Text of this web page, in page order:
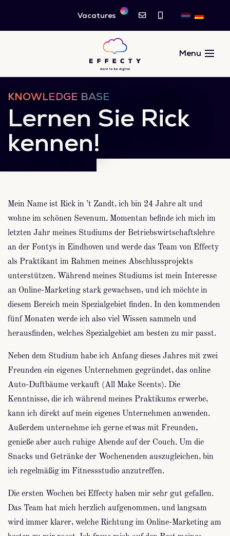
Vacatures
KNOWLEDGE BASE
Lernen Sie Rick
kennen!
Mein Name ist Rick in ’t Zandt, ich bin 24 Jahre alt und
wohne im schönen Sevenum. Momentan befinde ich mich im
letzten Jahr meines Studiums der Betriebswirtschaftslehre
an der Fontys in Eindhoven und werde das Team von Effecty
als Praktikant im Rahmen meines Abschlussprojekts
unterstützen. Während meines Studiums ist mein Interesse
an Online-Marketing stark gewachsen, und ich möchte in
diesem Bereich mein Spezialgebiet finden. In den kommenden
fünf Monaten werde ich also viel Wissen sammeln und
herausfinden, welches Spezialgebiet am besten zu mir passt.
Neben dem Studium habe ich Anfang dieses Jahres mit zwei
Freunden ein eigenes Unternehmen gegründet, das online
Auto-Duftbäume verkauft (All Make Scents). Die
Kenntnisse, die ich während meines Praktikums erwerbe,
kann ich direkt auf mein eigenes Unternehmen anwenden.
Außerdem unternehme ich gerne etwas mit Freunden,
genieße aber auch ruhige Abende auf der Couch. Um die
Snacks und Getränke der Wochenenden auszugleichen, bin
ich regelmäßig im Fitnessstudio anzutreffen.
Die ersten Wochen bei Effecty haben mir sehr gut gefallen.
Das Team hat mich herzlich aufgenommen, und langsam
wird immer klarer, welche Richtung im Online-Marketing am